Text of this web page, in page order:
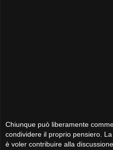
Chiunque può liberamente
condividere il proprio pensiero.
è voler contribuire alla